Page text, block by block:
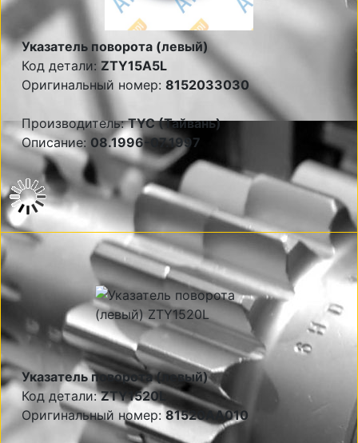
Указатель поворота (левый)
Код детали: ZTY15A5L
Оригинальный номер: 8152033030
Производитель:TYC (Тайвань)
Описание: 08.1996-07.1997
Указатель поворота (левый)
Код детали:ZTY1520L
Оригинальный номер:81520AA010